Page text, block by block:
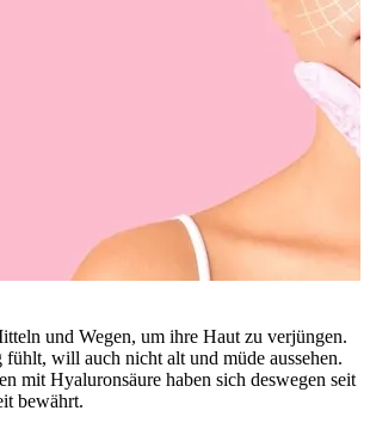
und Wegen, um ihre Haut zu verjüngen.
will auch nicht alt und müde aussehen.
mit Hyaluronsäure haben sich deswegen seit
bewährt.